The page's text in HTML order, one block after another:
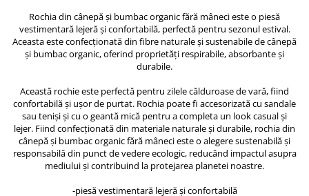
Bijuterii
Eșarfe
PRODUSE DE RELAXARE
Lumânări Parfumate
Bijuterii Energetice
Diverse
ACCESORII DE IARNĂ
Căciuli
Rochia din cânepă și bumbac organic fără mâneci este o piesă
vestimentară lejeră și confortabilă, perfectă pentru sezonul estival.
Aceasta este confecționată din fibre naturale și sustenabile de cânepă
și bumbac organic, oferind proprietăți respirabile, absorbante și
durabile.
Această rochie este perfectă pentru zilele călduroase de vară, fiind
confortabilă și ușor de purtat. Rochia poate fi accesorizată cu sandale
sau teniși și cu o geantă mică pentru a completa un look casual și
lejer. Fiind confecționată din materiale naturale și durabile, rochia din
cânepă și bumbac organic fără mâneci este o alegere sustenabilă și
responsabilă din punct de vedere ecologic, reducând impactul asupra
mediului și contribuind la protejarea planetei noastre.
-piesă vestimentară lejeră și confortabilă